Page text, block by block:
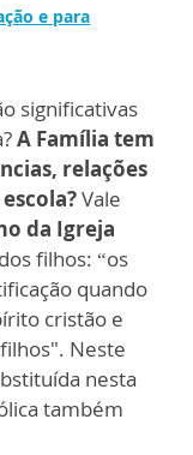
e para
significativas
A Família tem
relações
Vale
da Igreja
filhos: “os
quando
cristão e
Neste
nesta
também